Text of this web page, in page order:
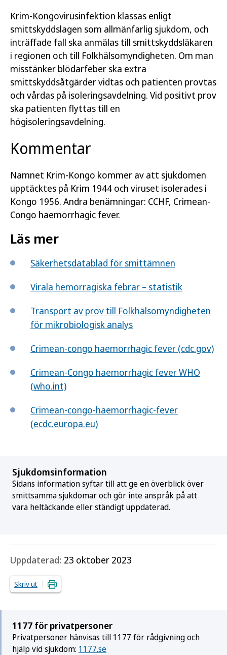
Krim-Kongovirusinfektion klassas enligt
smittskyddslagen som allmänfarlig sjukdom, och
inträffade fall ska anmälas till smittskyddsläkaren
i regionen och till Folkhälsomyndigheten. Om man
misstänker blödarfeber ska extra
smittskyddsåtgärder vidtas och patienten provtas
och vårdas på isoleringsavdelning. Vid positivt prov
ska patienten flyttas till en
högisoleringsavdelning.
Kommentar
Namnet Krim-Kongo kommer av att sjukdomen
upptäcktes på Krim 1944 och viruset isolerades i
Kongo 1956. Andra benämningar: CCHF, Crimean-
Congo haemorrhagic fever.
Läs mer
Säkerhetsdatablad för smittämnen
Virala hemorragiska febrar – statistik
Transport av prov till Folkhälsomyndigheten
för mikrobiologisk analys
Crimean-congo haemorrhagic fever (cdc.gov)
Crimean-Congo haemorrhagic fever WHO
(who.int)
Crimean-congo-haemorrhagic-fever
(ecdc.europa.eu)
Sjukdomsinformation
Sidans information syftar till att ge en överblick över
smittsamma sjukdomar och gör inte anspråk på att
vara heltäckande eller ständigt uppdaterad.
Uppdaterad: 23 oktober 2023
Skriv ut
1177 för privatpersoner
Privatpersoner hänvisas till 1177 för rådgivning och
hjälp vid sjukdom: 1177.se